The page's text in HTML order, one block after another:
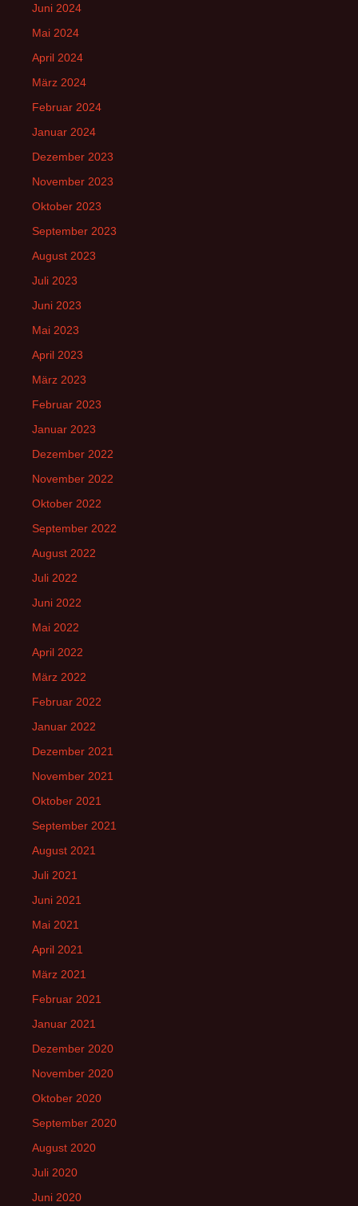
Juni 2024
Mai 2024
April 2024
März 2024
Februar 2024
Januar 2024
Dezember 2023
November 2023
Oktober 2023
September 2023
August 2023
Juli 2023
Juni 2023
Mai 2023
April 2023
März 2023
Februar 2023
Januar 2023
Dezember 2022
November 2022
Oktober 2022
September 2022
August 2022
Juli 2022
Juni 2022
Mai 2022
April 2022
März 2022
Februar 2022
Januar 2022
Dezember 2021
November 2021
Oktober 2021
September 2021
August 2021
Juli 2021
Juni 2021
Mai 2021
April 2021
März 2021
Februar 2021
Januar 2021
Dezember 2020
November 2020
Oktober 2020
September 2020
August 2020
Juli 2020
Juni 2020